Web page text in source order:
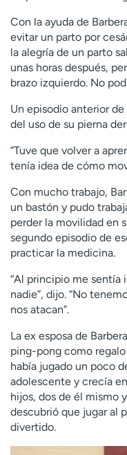
Con la ayuda de
evitar un parto por
la alegría de un parto
unas horas después,
brazo izquierdo. No
Un episodio anterior
del uso de su pierna
“Tuve que volver a
tenía idea de cómo
Con mucho trabajo,
un bastón y pudo
perder la movilidad en
segundo episodio de
practicar la medicina.
“Al principio me sentía
nadie”, dijo. “No
nos atacan”.
La ex esposa de
ping-pong como
había jugado un poco
adolescente y crecía
hijos, dos de él mismo
descubrió que jugar al
divertido.